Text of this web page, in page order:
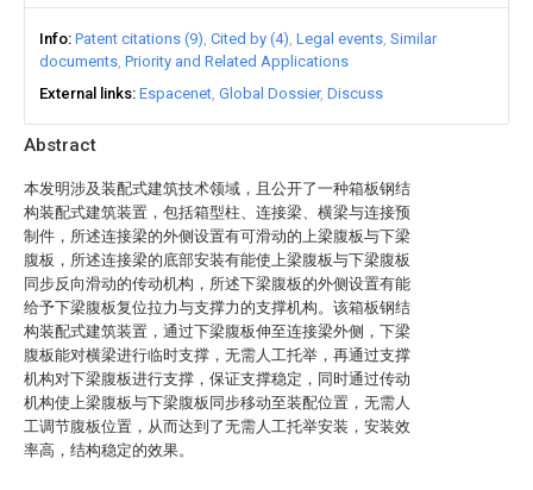
Abstract
本发明涉及装配式建筑技术领域，且公开了一种箱板钢结
构装配式建筑装置，包括箱型柱、连接梁、横梁与连接预
制件，所述连接梁的外侧设置有可滑动的上梁腹板与下梁
腹板，所述连接梁的底部安装有能使上梁腹板与下梁腹板
同步反向滑动的传动机构，所述下梁腹板的外侧设置有能
给予下梁腹板复位拉力与支撑力的支撑机构。该箱板钢结
构装配式建筑装置，通过下梁腹板伸至连接梁外侧，下梁
腹板能对横梁进行临时支撑，无需人工托举，再通过支撑
机构对下梁腹板进行支撑，保证支撑稳定，同时通过传动
机构使上梁腹板与下梁腹板同步移动至装配位置，无需人
工调节腹板位置，从而达到了无需人工托举安装，安装效
率高，结构稳定的效果。
Info Patent citations (9) Cited by (4) Legal events Similar
documents Priority and Related Applications
External links Espacenet Global Dossier Discuss